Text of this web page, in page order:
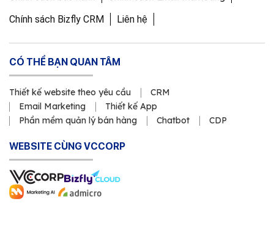
Chính sách Bizfly CRM
Liên hệ
CÓ THỂ BẠN QUAN TÂM
Thiết kế website theo yêu cầu
CRM
Email Marketing
Thiết kế App
Phần mềm quản lý bán hàng
Chatbot CDP
WEBSITE CÙNG VCCORP